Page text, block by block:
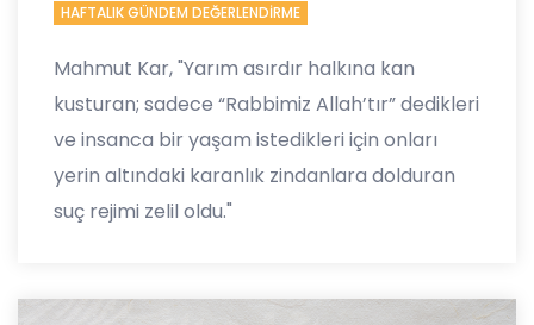
HAFTALIK GÜNDEM DEĞERLENDİRME
Mahmut Kar, "Yarım asırdır halkına kan
kusturan; sadece “Rabbimiz Allah’tır” dedikleri
ve insanca bir yaşam istedikleri için onları
yerin altındaki karanlık zindanlara dolduran
suç rejimi zelil oldu."